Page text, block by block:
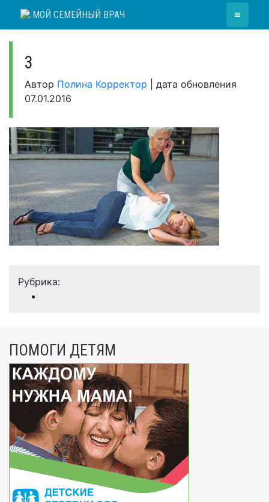
МОЙ СЕМЕЙНЫЙ ВРАЧ ≡
3
Автор Полина Корректор
дата обновления
07.01.2016
Рубрика:
ПОМОГИ ДЕТЯМ